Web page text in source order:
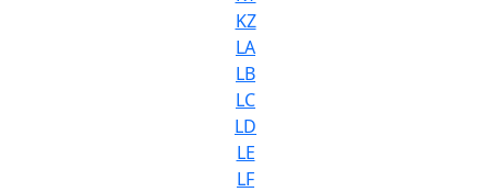
KZ
LA
LB
LC
LD
LE
LF